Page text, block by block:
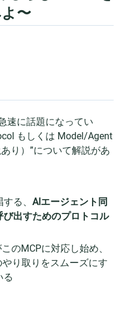
〜
速に話題になってい
もしくは Model/Agent
り）”について解説があ
る、 AIエージェント同
出すためのプロトコル
のMCPに対応し始め、
やり取りをスムーズにす
る